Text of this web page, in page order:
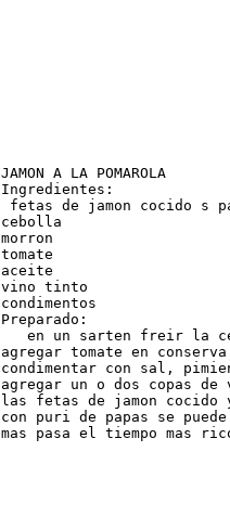
JAMON A LA POMAROLA
Ingredientes:
fetas de jamon cocido s
cebolla
morron
tomate
aceite
vino tinto
condimentos
Preparado:
en un sarten freir la
agregar tomate en
condimentar con sal,
agregar un o dos copas
las fetas de jamon cocido
con puri de papas se
mas pasa el tiempo mas